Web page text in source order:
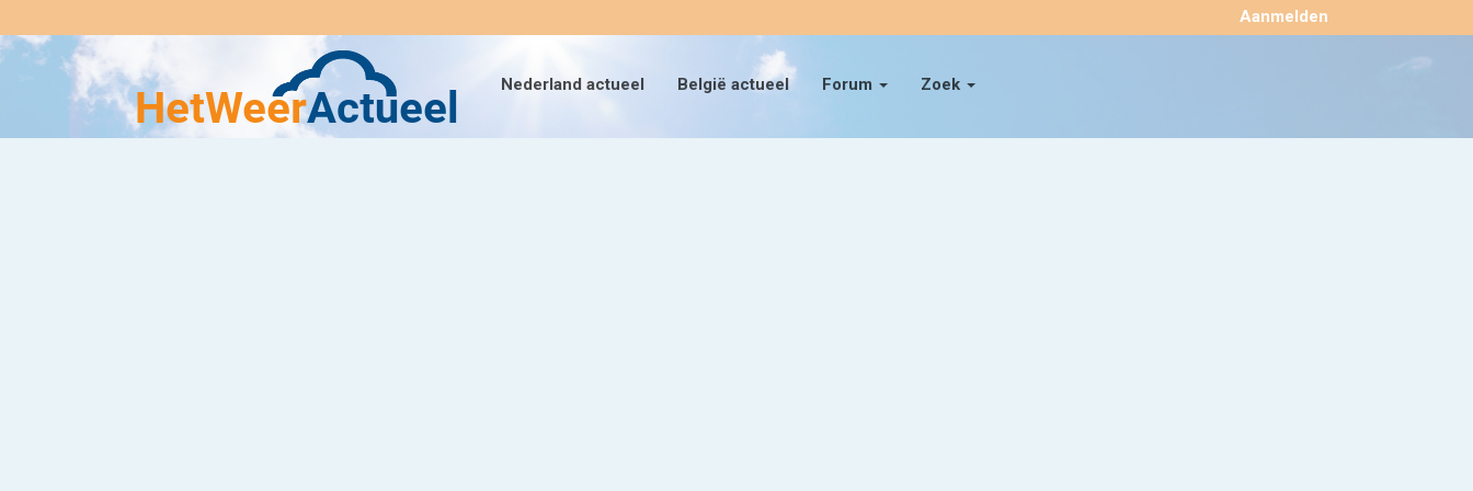
Nederland actueel België actueel Forum Zoek
Aanmelden ×